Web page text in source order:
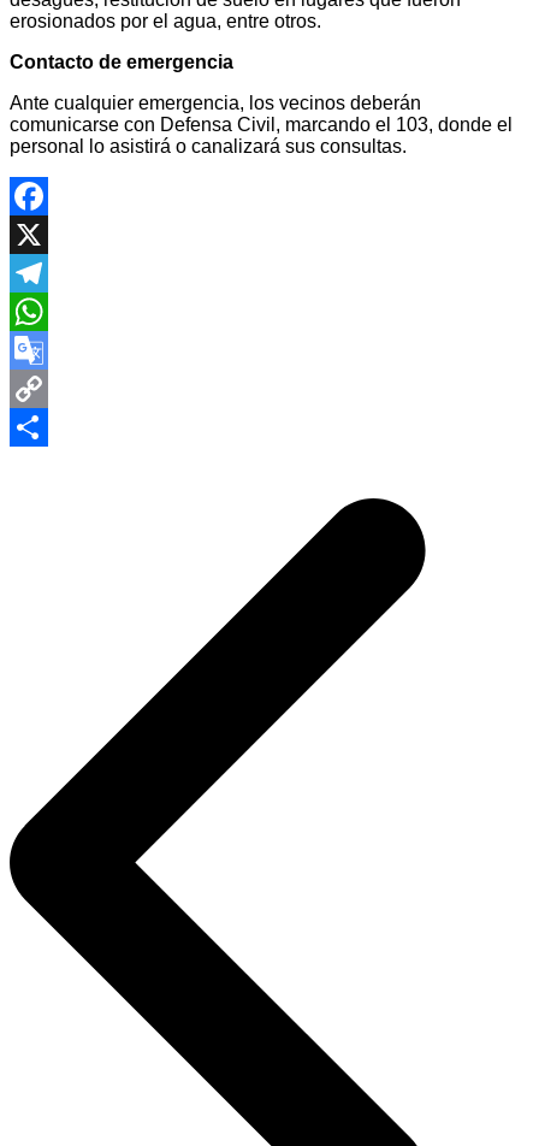
erosionados por el agua, entre otros.
Contacto de emergencia
Ante cualquier emergencia, los vecinos deberán
comunicarse con Defensa Civil, marcando el 103, donde el
personal lo asistirá o canalizará sus consultas.
Facebook
X
Telegram
WhatsApp
Google
Translate
Copy